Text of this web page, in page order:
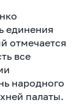
единения
отмечается
все
народного
палаты.